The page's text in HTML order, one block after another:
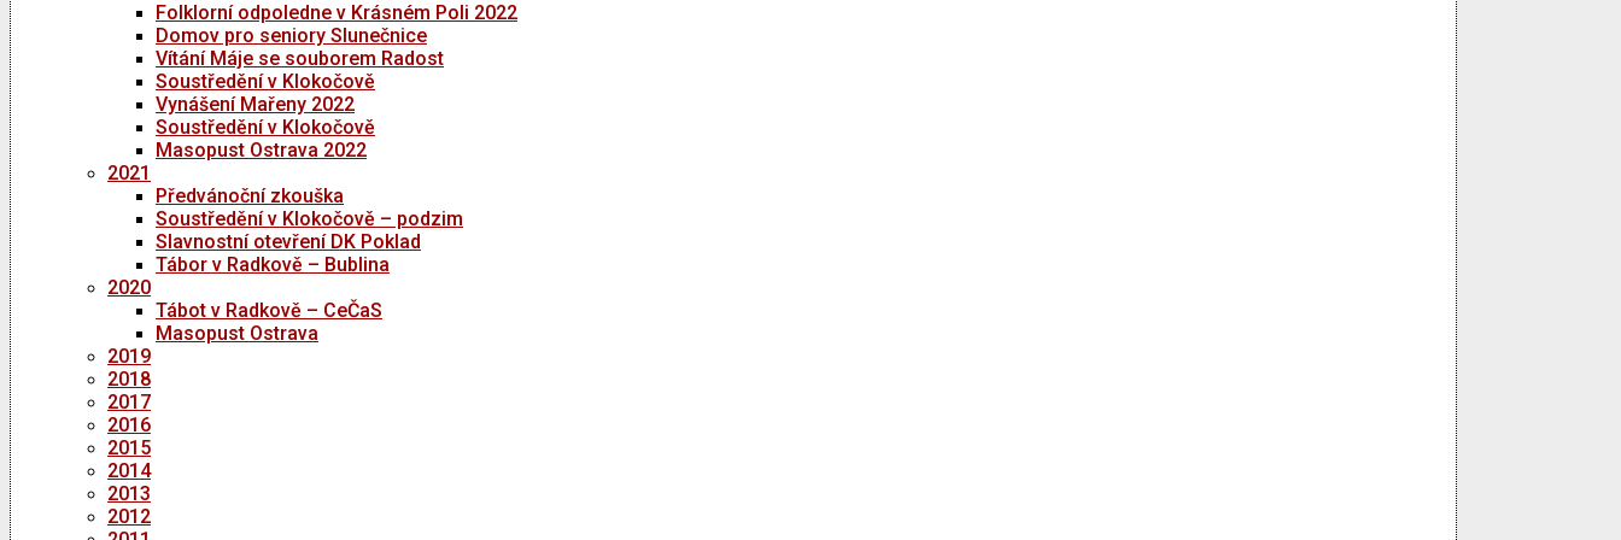
Folklorní odpoledne v Krásném Poli 2022
Domov pro seniory Slunečnice
Vítání Máje se souborem Radost
Soustředění v Klokočově
Vynášení Mařeny 2022
Soustředění v Klokočově
Masopust Ostrava 2022
2021
Předvánoční zkouška
Soustředění v Klokočově – podzim
Slavnostní otevření DK Poklad
Tábor v Radkově – Bublina
2020
Tábot v Radkově – CeČaS
Masopust Ostrava
2019
2018
2017
2016
2015
2014
2013
2012